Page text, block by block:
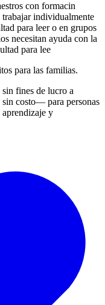
con formacin
trabajar individualmente
para leer o en grupos
necesitan ayuda con la
para lee
para las familias.
fines de lucro a
costo— para personas
y